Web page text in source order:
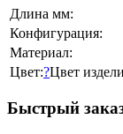
Длина мм:
Конфигурация:
Материал:
Цвет:?Цвет
Быстрый